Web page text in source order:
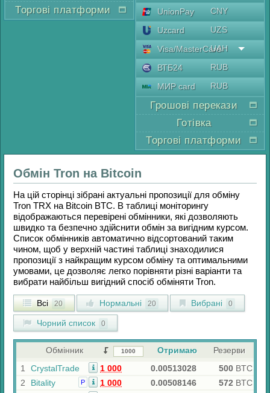
Торгові платформи
UnionPay
CNY
Uzcard
UZS
Visa/MasterCard
UAH
ВТБ24
RUB
МИР card
RUB
Грошові перекази
Готівка
Торгові платформи
Обмін Tron на Bitcoin
На цій сторінці зібрані актуальні пропозиції для обміну
Tron TRX на Bitcoin BTC. В таблиці моніторингу
відображаються перевірені обмінники, які дозволяють
швидко та безпечно здійснити обмін за вигідним курсом.
Список обмінників автоматично відсортований таким
чином, щоб у верхній частині таблиці знаходилися
пропозиції з найкращим курсом обміну та оптимальними
умовами, це дозволяє легко порівняти різні варіанти та
вибрати найбільш вигідний спосіб обміняти Tron.
Всі 20 Нормальні 20 Вибрані 0
Чорний список 0
Обмінник Отримаю
Резерви
1
CrystalTrade 1 000 0.00513028 500 BTC
2
Bitality Р 1 000 0.00508146 572 BTC